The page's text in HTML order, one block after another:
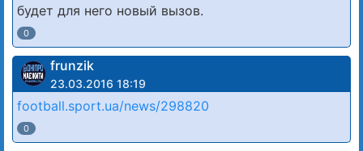
будет для него новый вызов.
0
frunzik
23.03.2016 18:19
football.sport.ua/news/298820
0